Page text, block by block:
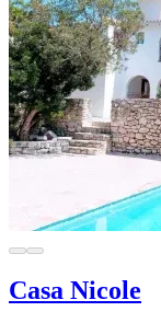
Casa Nicole